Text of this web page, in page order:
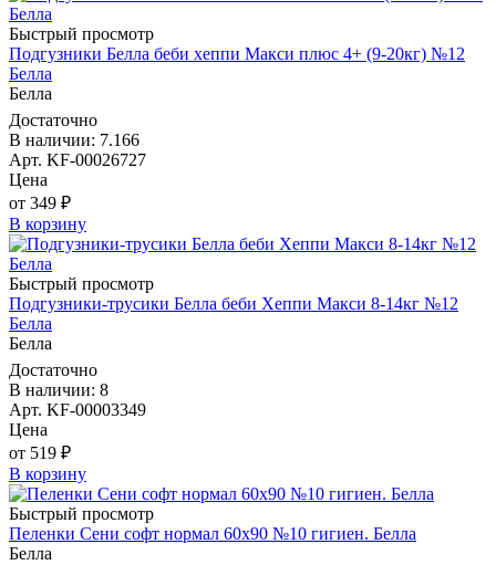
Быстрый просмотр
Подгузники Белла беби хеппи Макси плюс 4+ (9-20кг) №12
Белла
Белла
Достаточно
В наличии: 7.166
Арт. KF-00026727
Цена
от 349 ₽
В корзину
Быстрый просмотр
Подгузники-трусики Белла беби Хеппи Макси 8-14кг №12
Белла
Белла
Достаточно
В наличии: 8
Арт. KF-00003349
Цена
от 519 ₽
В корзину
Быстрый просмотр
Пеленки Сени софт нормал 60х90 №10 гигиен. Белла
Белла